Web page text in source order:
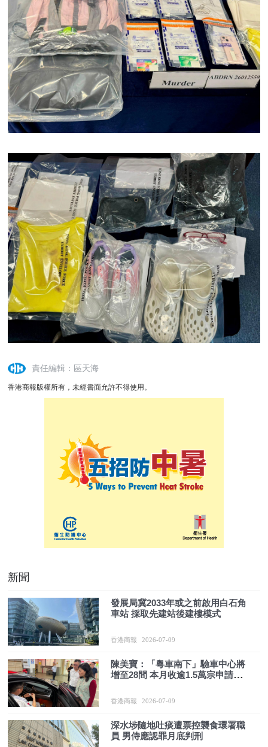
責任編輯：區天海
香港商報版權所有，未經書面允許不得使用。
新聞
發展局冀2033年或之前啟用白石角
車站 採取先建站後建樓模式
香港商報 2026-07-09
陳美寶：「粵車南下」驗車中心將
增至28間 本月收逾1.5萬宗申請入
香港商報 2026-07-09
深水埗隨地吐痰遭票控襲食環署職
員 男侍應認罪月底判刑